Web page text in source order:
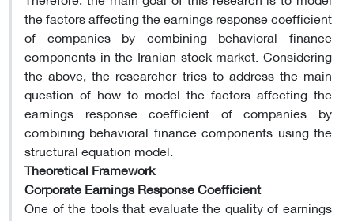
the factors affecting the earnings response coefficient
of companies by combining behavioral finance
components in the Iranian stock market. Considering
the above, the researcher tries to address the main
question of how to model the factors affecting the
earnings response coefficient of companies by
combining behavioral finance components using the
structural equation model.
Theoretical Framework
Corporate Earnings Response Coefficient
One of the tools that evaluate the quality of earnings